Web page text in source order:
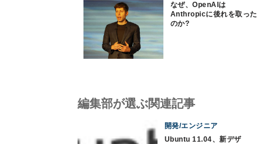
なぜ、OpenAIは
Anthropicに後れを取った
のか?
編集部が選ぶ関連記事
開発/エンジニア
Ubuntu 11.04、新デザ